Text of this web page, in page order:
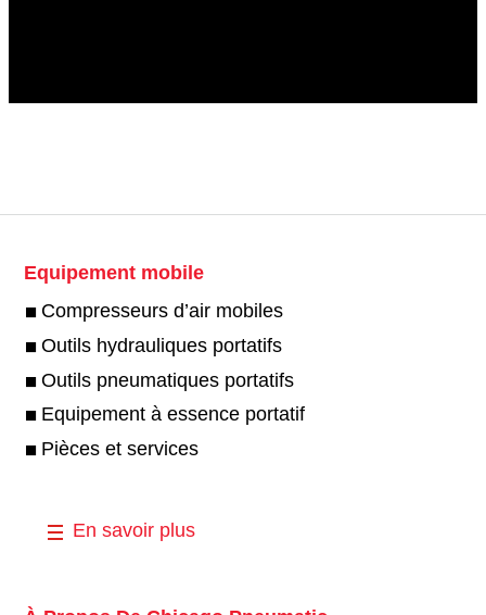
Equipement mobile
Compresseurs d’air mobiles
Outils hydrauliques portatifs
Outils pneumatiques portatifs
Equipement à essence portatif
Pièces et services
En savoir plus